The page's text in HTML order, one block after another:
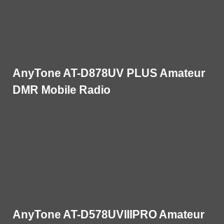
AnyTone AT-D878UV PLUS Amateur
DMR Mobile Radio
AnyTone AT-D578UVIIIPRO Amateur